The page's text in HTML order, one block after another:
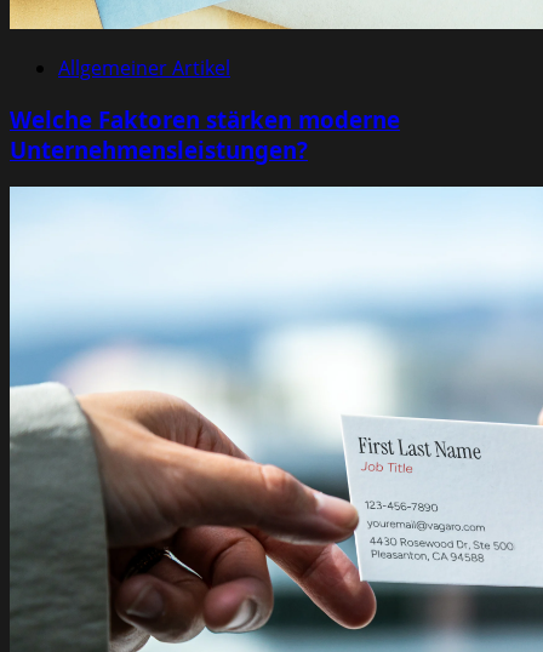
Allgemeiner Artikel
Welche Faktoren stärken moderne
Unternehmensleistungen?